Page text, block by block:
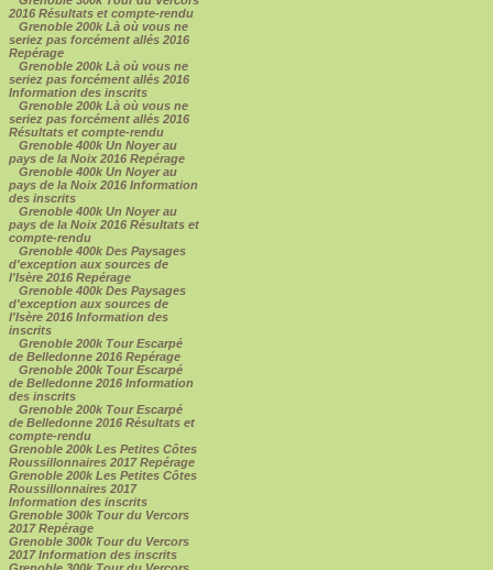
2016 Résultats et compte-rendu
Grenoble 200k Là où vous ne
seriez pas forcément allés 2016
Repérage
Grenoble 200k Là où vous ne
seriez pas forcément allés 2016
Information des inscrits
Grenoble 200k Là où vous ne
seriez pas forcément allés 2016
Résultats et compte-rendu
Grenoble 400k Un Noyer au
pays de la Noix 2016 Repérage
Grenoble 400k Un Noyer au
pays de la Noix 2016 Information
des inscrits
Grenoble 400k Un Noyer au
pays de la Noix 2016 Résultats et
compte-rendu
Grenoble 400k Des Paysages
d'exception aux sources de
l'Isère 2016 Repérage
Grenoble 400k Des Paysages
d'exception aux sources de
l'Isère 2016 Information des
inscrits
Grenoble 200k Tour Escarpé
de Belledonne 2016 Repérage
Grenoble 200k Tour Escarpé
de Belledonne 2016 Information
des inscrits
Grenoble 200k Tour Escarpé
de Belledonne 2016 Résultats et
compte-rendu
Grenoble 200k Les Petites Côtes
Roussillonnaires 2017 Repérage
Grenoble 200k Les Petites Côtes
Roussillonnaires 2017
Information des inscrits
Grenoble 300k Tour du Vercors
2017 Repérage
Grenoble 300k Tour du Vercors
2017 Information des inscrits